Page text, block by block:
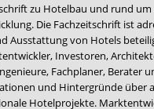
zu Hotelbau und rund um
Die Fachzeitschrift ist
Ausstattung von Hotels
Investoren,
Fachplaner, Berater
und Hintergründe über
Hotelprojekte.